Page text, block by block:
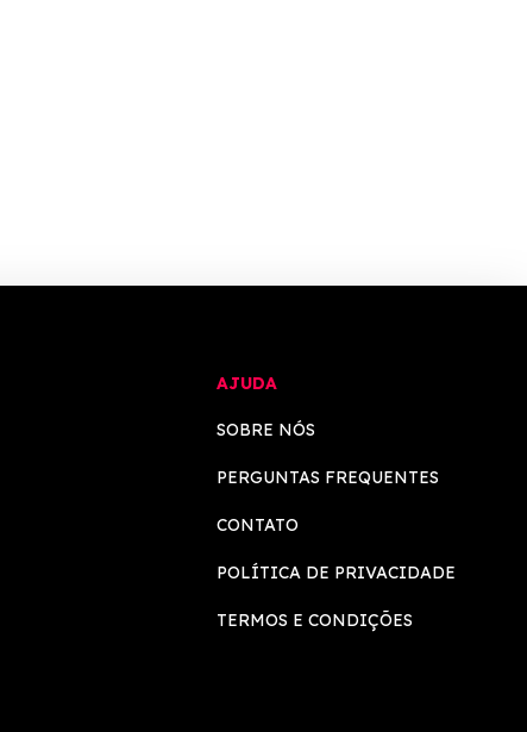
AJUDA
SOBRE NÓS
PERGUNTAS FREQUENTES
CONTATO
POLÍTICA DE PRIVACIDADE
TERMOS E CONDIÇÕES